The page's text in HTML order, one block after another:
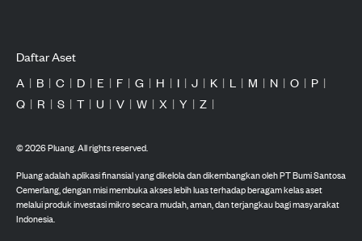
Daftar Aset
A | B | C | D | E | F | G | H | I | J | K | L | M | N | O | P |
Q | R | S | T | U | V | W | X | Y | Z |
©2026Pluang. All rights reserved.
Pluang adalah aplikasi finansial yang dikelola dan dikembangkan oleh PT Bumi Santosa
Cemerlang, dengan misi membuka akses lebih luas terhadap beragam kelas aset
melalui produk investasi mikro secara mudah, aman, dan terjangkau bagi masyarakat
Indonesia.